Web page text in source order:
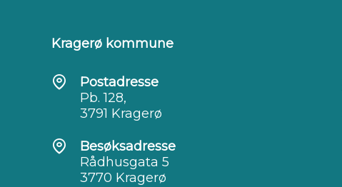
Kragerø kommune
Postadresse
Pb. 128,
3791 Kragerø
Besøksadresse
Rådhusgata 5
3770 Kragerø